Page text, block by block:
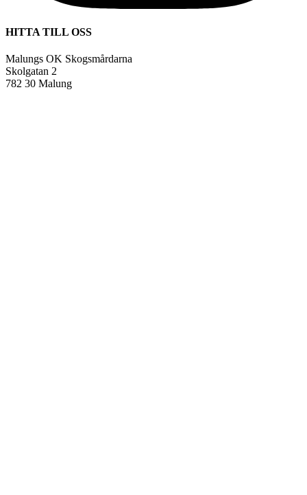
HITTA TILL OSS
Malungs OK Skogsmårdarna
Skolgatan 2
782 30 Malung